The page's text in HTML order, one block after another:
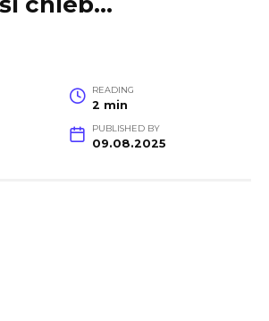
READING
2 min
PUBLISHED BY
09.08.2025